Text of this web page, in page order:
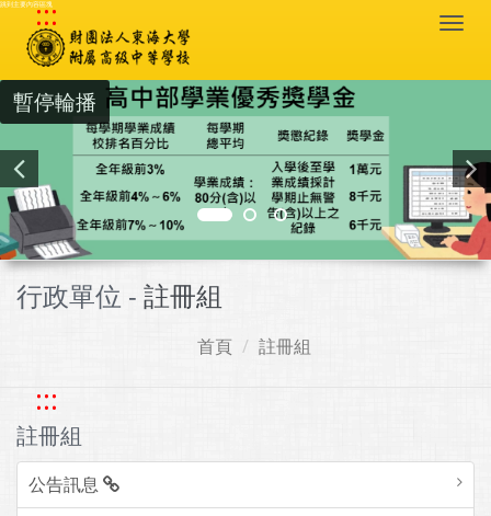
跳到主要內容區塊
:::
暫停輪播
行政單位 - 註冊組
首頁 註冊組
:::
註冊組
公告訊息